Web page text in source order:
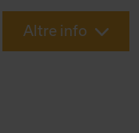
Altre info